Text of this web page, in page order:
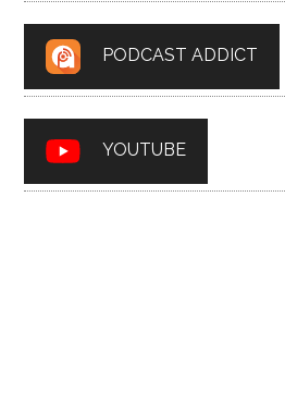
PODCAST ADDICT
YOUTUBE